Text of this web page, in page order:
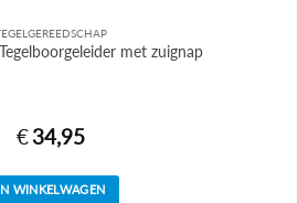
met zuignap
€34,95
WINKELWAGEN